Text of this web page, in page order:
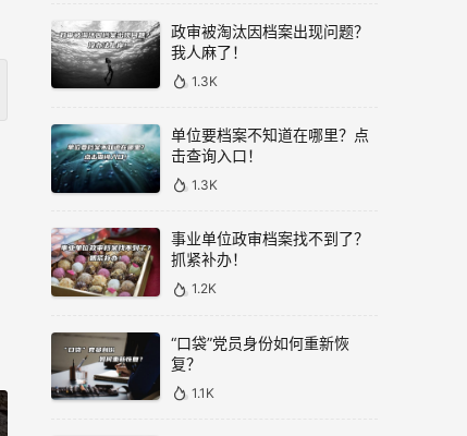
政审被淘汰因档案出现问题？
我人麻了！
1.3K
单位要档案不知道在哪里？点
击查询入口！
1.3K
事业单位政审档案找不到了？
抓紧补办！
1.2K
“口袋”党员身份如何重新恢
复？
1.1K